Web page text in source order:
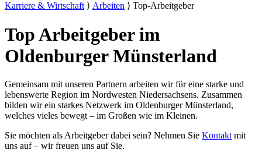
Karriere & Wirtschaft⟩ Arbeiten ⟩ Top-Arbeitgeber
Top Arbeitgeber im
Oldenburger Münsterland
Gemeinsam mit unseren Partnern arbeiten wir für eine starke und
lebenswerte Region im Nordwesten Niedersachsens. Zusammen
bilden wir ein starkes Netzwerk im Oldenburger Münsterland,
welches vieles bewegt – im Großen wie im Kleinen.
Sie möchten als Arbeitgeber dabei sein? Nehmen Sie Kontakt mit
uns auf – wir freuen uns auf Sie.